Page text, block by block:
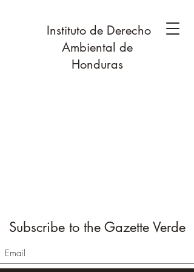
Instituto de Derecho
Ambiental de
Honduras
Subscribe to the Gazette Verde